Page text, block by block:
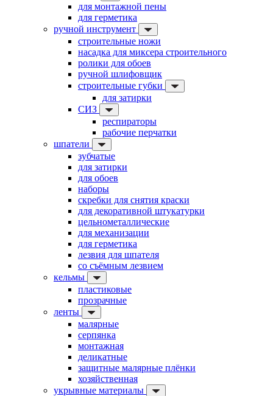
для монтажной пены
для герметика
ручной инструмент
строительные ножи
насадка для миксера строительного
ролики для обоев
ручной шлифовщик
строительные губки
для затирки
СИЗ
респираторы
рабочие перчатки
шпатели
зубчатые
для затирки
для обоев
наборы
скребки для снятия краски
для декоративной штукатурки
цельнометаллические
для механизации
для герметика
лезвия для шпателя
со съёмным лезвием
кельмы
пластиковые
прозрачные
ленты
малярные
серпянка
монтажная
деликатные
защитные малярные плёнки
хозяйственная
укрывные материалы